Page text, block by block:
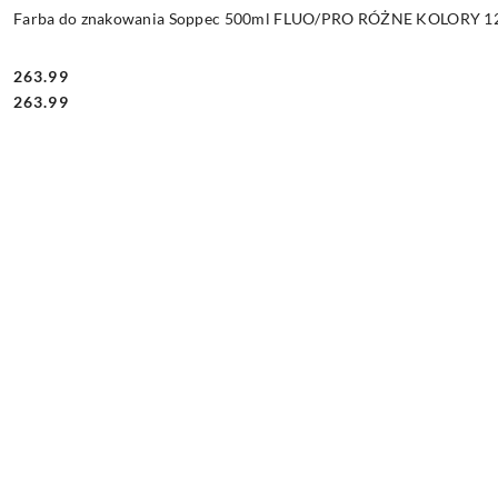
Farba do znakowania Soppec 500ml FLUO/PRO RÓŻNE KOLORY
Cena:
263.99
Cena:
263.99